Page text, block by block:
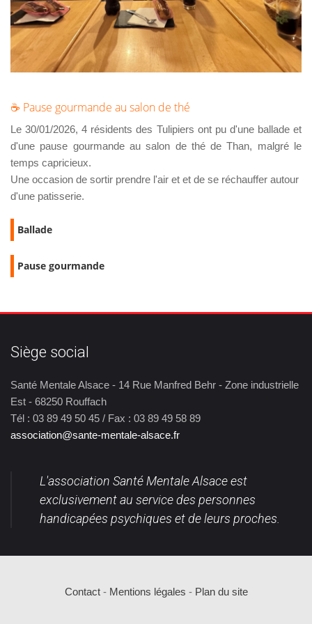
☕ Pause gourmande au salon de thé
Le 30/01/2026, 4 résidents des Tulipiers ont pu d'une ballade et
d'une pause gourmande au salon de thé de Than, malgré le
temps capricieux.
Une occasion de sortir prendre l'air et et de se réchauffer autour
d'une patisserie.
Ballade
Pause gourmande
Siège social
Santé Mentale Alsace - 14 Rue Manfred Behr - Zone industrielle
Est - 68250 Rouffach
Tél : 03 89 49 50 45 / Fax : 03 89 49 58 89
association@sante-mentale-alsace.fr
L'association Santé Mentale Alsace est
exclusivement au service des personnes
handicapées psychiques et de leurs proches.
Contact- Mentions légales - Plan du site